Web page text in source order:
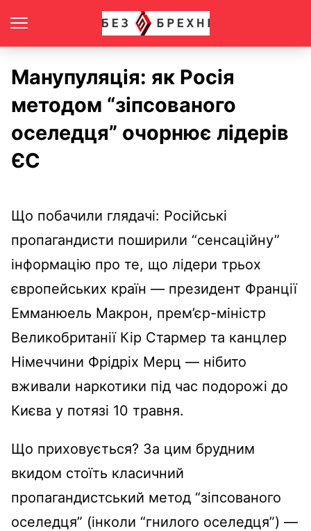
Манупуляція: як Росія
методом “зіпсованого
оселедця” очорнює лідерів
ЄС
Що побачили глядачі: Російські
пропагандисти поширили “сенсаційну”
інформацію про те, що лідери трьох
європейських країн — президент Франції
Емманюель Макрон, прем’єр-міністр
Великобританії Кір Стармер та канцлер
Німеччини Фрідріх Мерц — нібито
вживали наркотики під час подорожі до
Києва у потязі 10 травня.
Що приховується? За цим брудним
вкидом стоїть класичний
пропагандистський метод “зіпсованого
оселедця” (інколи “гнилого оселедця”) —